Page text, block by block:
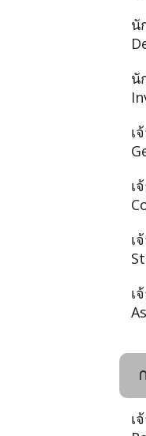
นั
นั
เ
เ
เ
เ
เ